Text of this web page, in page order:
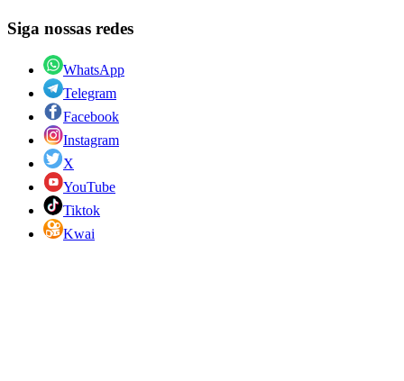
Siga nossas redes
WhatsApp
Telegram
Facebook
Instagram
X
YouTube
Tiktok
Kwai